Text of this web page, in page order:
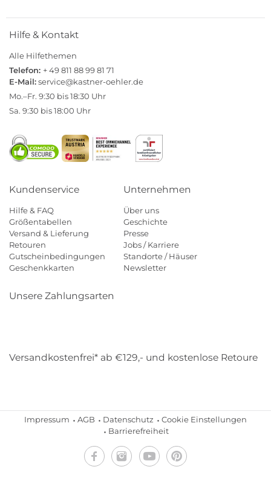
Hilfe & Kontakt
Alle Hilfethemen
Telefon: + 49 811 88 99 81 71
E-Mail:service@kastner-oehler.de
Mo.–Fr. 9:30 bis 18:30 Uhr
Sa. 9:30 bis 18:00 Uhr
Kundenservice
Hilfe & FAQ
Größentabellen
Versand & Lieferung
Retouren
Gutscheinbedingungen
Geschenkkarten
Unternehmen
Über uns
Geschichte
Presse
Jobs / Karriere
Standorte / Häuser
Newsletter
Unsere Zahlungsarten
Versandkostenfrei* ab €129,- und kostenlose Retoure
Impressum AGB Datenschutz
Cookie Einstellungen
Barrierefreiheit